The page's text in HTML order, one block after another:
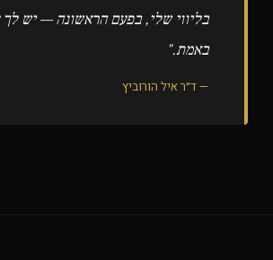
בליווי שלי, בפעם הראשונה — יש
באמת."
— ד״ר איל הורוביץ